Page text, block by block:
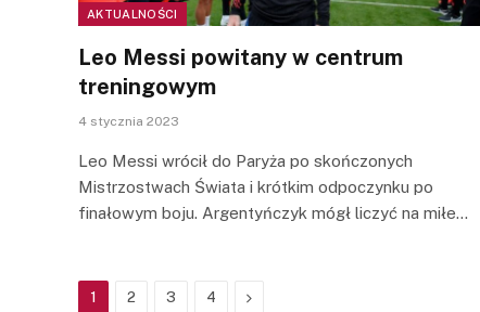
AKTUALNOŚCI
Leo Messi powitany w centrum
treningowym
4 stycznia 2023
Leo Messi wrócił do Paryża po skończonych
Mistrzostwach Świata i krótkim odpoczynku po
finałowym boju. Argentyńczyk mógł liczyć na miłe…
1 2 3 4 Next